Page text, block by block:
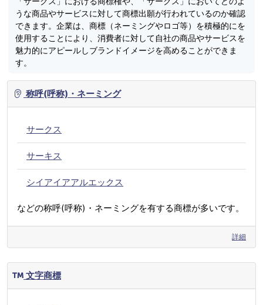
うな商品やサービスに対して商標出願が行われているのか確認
できます。企業は、商標（ネーミングやロゴ等）を積極的にを
使用することにより、消費者に対して自社の商品やサービスを
魅力的にアピールしブランドイメージを高めることができま
す。
称呼(呼称)・ネーミング
サークス
サーキス
シイアイアアルエックス
などの称呼(呼称)・ネーミングを有する商標が多いです。
詳細
文字商標